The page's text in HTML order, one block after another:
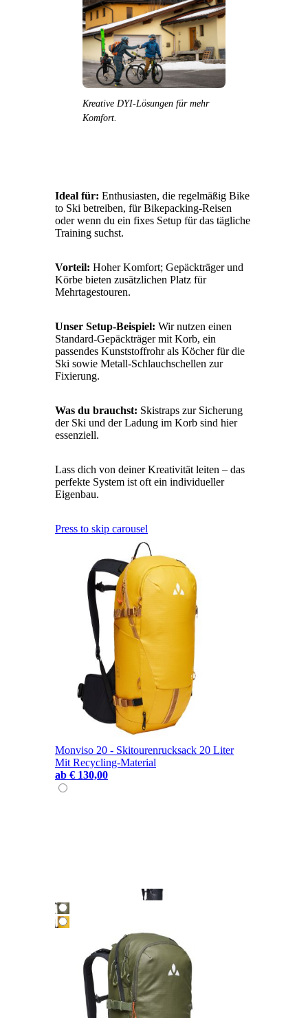
Kreative DYI-Lösungen für mehr
Komfort.
Ideal für: Enthusiasten, die regelmäßig Bike
to Ski betreiben, für Bikepacking-Reisen
oder wenn du ein fixes Setup für das tägliche
Training suchst.
Vorteil: Hoher Komfort; Gepäckträger und
Körbe bieten zusätzlichen Platz für
Mehrtagestouren.
Unser Setup-Beispiel: Wir nutzen einen
Standard-Gepäckträger mit Korb, ein
passendes Kunststoffrohr als Köcher für die
Ski sowie Metall-Schlauchschellen zur
Fixierung.
Was du brauchst: Skistraps zur Sicherung
der Ski und der Ladung im Korb sind hier
essenziell.
Lass dich von deiner Kreativität leiten – das
perfekte System ist oft ein individueller
Eigenbau.
Press to skip carousel
Monviso 20 - Skitourenrucksack 20 Liter
Mit Recycling-Material
ab € 130,00